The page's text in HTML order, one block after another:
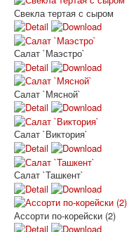
Свекла тертая с сыром
Салат `Маэстро`
Салат `Мясной`
Салат `Виктория`
Салат `Ташкент`
Ассорти по-корейски (2)